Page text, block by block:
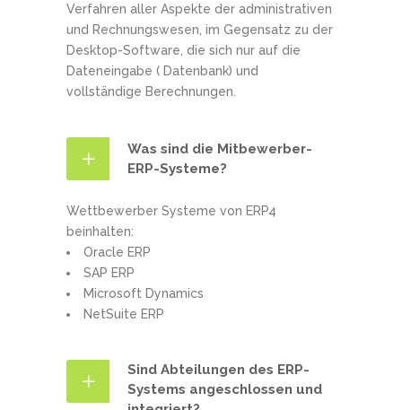
Verfahren aller Aspekte der administrativen
und Rechnungswesen, im Gegensatz zu der
Desktop-Software, die sich nur auf die
Dateneingabe ( Datenbank) und
vollständige Berechnungen.
Was sind die Mitbewerber-
ERP-Systeme?
Wettbewerber Systeme von ERP4
beinhalten:
Oracle ERP
SAP ERP
Microsoft Dynamics
NetSuite ERP
Sind Abteilungen des ERP-
Systems angeschlossen und